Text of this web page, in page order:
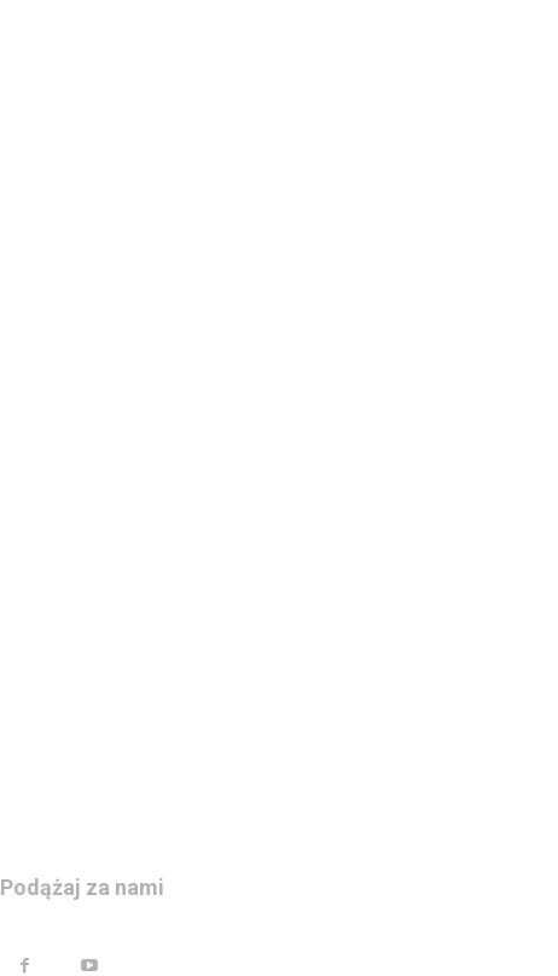
Podążaj za nami